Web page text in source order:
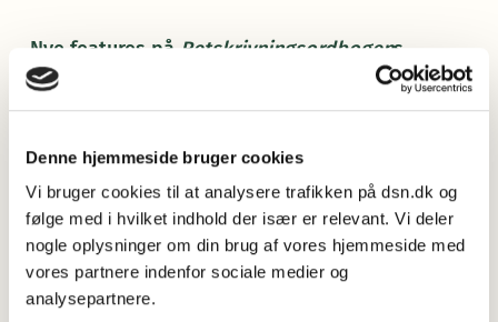
Denne hjemmeside bruger cookies
Vi bruger cookies til at analysere trafikken på dsn.dk og
følge med i hvilket indhold der især er relevant. Vi deler
nogle oplysninger om din brug af vores hjemmeside med
vores partnere indenfor sociale medier og
analysepartnere.
Nye features på Retskrivningsordbogens
hjemmeside
I forbindelse med udgivelsen afRetskrivningsordbogen5.1
Retskrivningsordbogens hjemmeside, ro.dsn.dk:
Baglænssøgning genindføres.
Det første søgeresultat udfoldes automatisk.
Knap til kopiering af opslagstekst tilføjes.
Knap til kopiering af direkte link til opslag tilføjes.